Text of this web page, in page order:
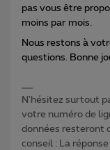
pas vous être
moins par mois.
Nous restons à
questions. Bonne
N'hésitez surtout
votre numéro de
données resteront
conseil : La